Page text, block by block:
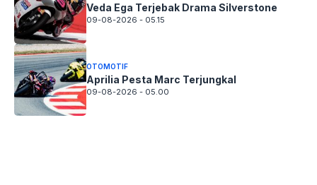
Veda Ega Terjebak Drama Silverstone
09-08-2026 - 05.15
OTOMOTIF
Aprilia Pesta Marc Terjungkal
09-08-2026 - 05.00